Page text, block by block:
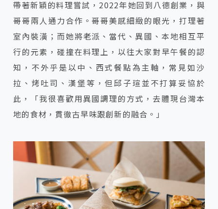
帶著新穎的料理嘗試，2022年她回到八德創業，與
哥哥兩人通力合作。哥哥美感細緻的眼光，打理著
室內裝潢；而她將老派、當代、異國、本地相互平
行的元素，碰撞在料理上，以往大家對早午餐的認
知，不外乎是以中、西式餐點為主軸，常見如沙
拉、烤吐司、漢堡等，但邱子瑄並不打算妥協於
此，「我很喜歡用異國調理的方式，去體現台灣本
地的食材，貫徹古早味跟創新的融合。」